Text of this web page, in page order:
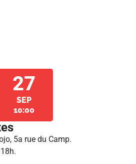
27
SEP
10:00
5a rue du Camp.